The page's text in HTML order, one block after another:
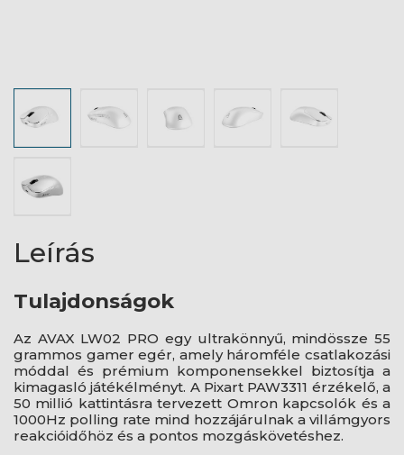
Leírás
Tulajdonságok
Az AVAX LW02 PRO egy ultrakönnyű, mindössze 55
grammos gamer egér, amely háromféle csatlakozási
móddal és prémium komponensekkel biztosítja a
kimagasló játékélményt. A Pixart PAW3311 érzékelő, a
50 millió kattintásra tervezett Omron kapcsolók és a
1000Hz polling rate mind hozzájárulnak a villámgyors
reakcióidőhöz és a pontos mozgáskövetéshez.